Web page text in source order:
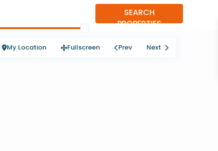
SEARCH
PROPERTIES
My Location Fullscreen Prev Next